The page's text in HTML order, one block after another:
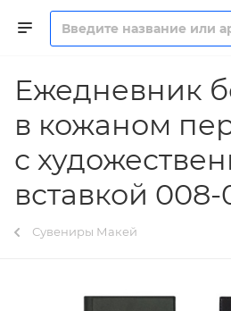
Ежедневник
в кожаном
с
вставкой
Сувениры Макей